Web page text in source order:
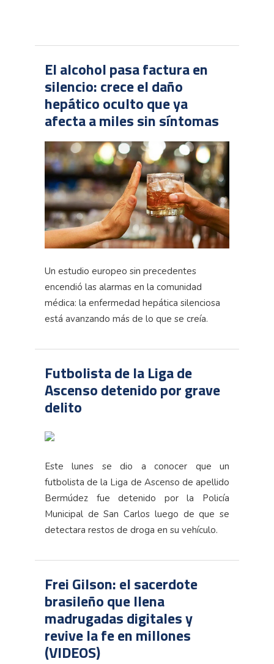
El alcohol pasa factura en
silencio: crece el daño
hepático oculto que ya
afecta a miles sin síntomas
Un estudio europeo sin precedentes
encendió las alarmas en la comunidad
médica: la enfermedad hepática silenciosa
está avanzando más de lo que se creía.
Futbolista de la Liga de
Ascenso detenido por grave
delito
Este lunes se dio a conocer que un
futbolista de la Liga de Ascenso de apellido
Bermúdez fue detenido por la Policía
Municipal de San Carlos luego de que se
detectara restos de droga en su vehículo.
Frei Gilson: el sacerdote
brasileño que llena
madrugadas digitales y
revive la fe en millones
(VIDEOS)